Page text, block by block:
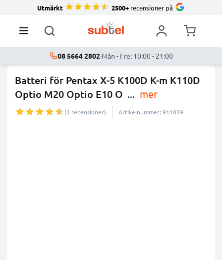
Utmärkt 2500+ recensioner på
08 5664 2802·Mån - Fre: 10:00 - 21:00
Batteri för Pentax X-5 K100D K-m K110D
Optio M20 Optio E10 O ... mer
(3 recensioner) Artikelnummer: 911859